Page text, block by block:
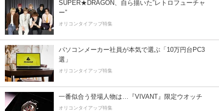
SUPER★DRAGON、自ら描いた”レトロフューチャ
ー”
オリコンタイアップ特集
パソコンメーカー社員が本気で選ぶ「10万円台PC3
選」
オリコンタイアップ特集
一番似合う登場人物は…『VIVANT』限定ウオッチ
オリコンタイアップ特集